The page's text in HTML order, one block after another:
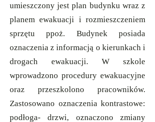
umieszczony jest plan budynku wraz z
planem ewakuacji i rozmieszczeniem
sprzętu ppoż. Budynek posiada
oznaczenia z informacją o kierunkach i
drogach ewakuacji. W szkole
wprowadzono procedury ewakuacyjne
oraz przeszkolono pracowników.
Zastosowano oznaczenia kontrastowe:
podłoga- drzwi, oznaczono zmiany